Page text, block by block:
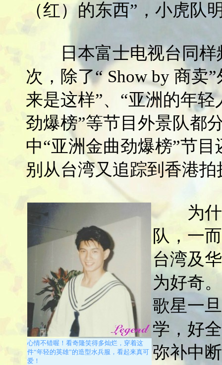
（红）的东西”，小虎队
日本富士电视台同样
次，除了“ Show by 商卖
来是这样”、“亚洲的年
劲爆榜”等节目外景队都
中“亚洲金曲劲爆榜”节
别从台湾又追踪到香港
心情不错喔！看奇隆笑得多灿烂，穿着这
件“年轻的英雄”的造型水兵服，看起来真可
爱！
为什么
队，一
台湾及
为好奇
歌星一
学，好
弥补中